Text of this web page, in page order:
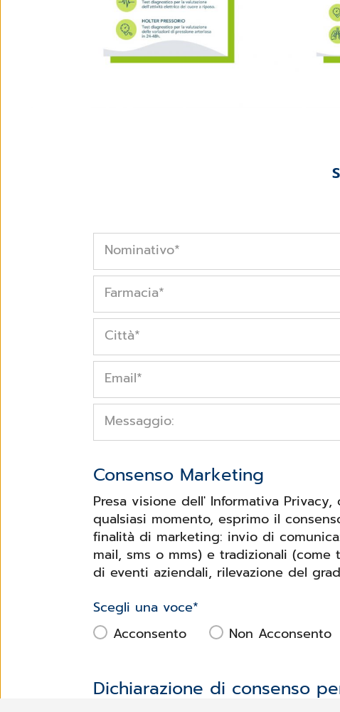
Nominativo*
Farmacia*
Città*
Email*
Messaggio:
Consenso Marketing
Presa visione dell' Informativa
qualsiasi momento, esprimo il
finalità di marketing: invio di
mail, sms o mms) e tradizionali
di eventi aziendali, rilevazione del
Scegli una voce*
Acconsento
Non Acconsento
Dichiarazione di consenso